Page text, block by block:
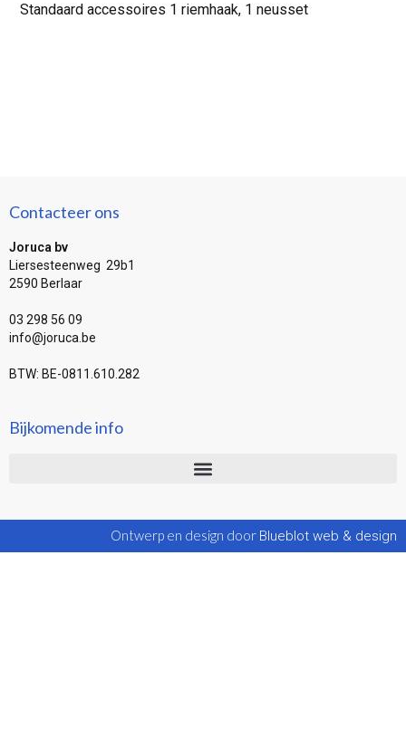
Standaard accessoires 1 riemhaak, 1 neusset
Contacteer ons
Joruca bv
Liersesteenweg 29b1
2590 Berlaar
03 298 56 09
info@joruca.be
BTW: BE-0811.610.282
Bijkomende info
Ontwerp en design door Blueblot web & design